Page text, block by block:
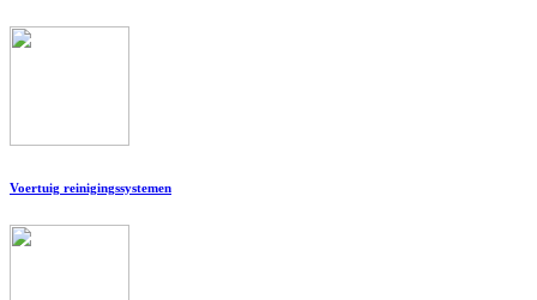
Voertuig reinigingssystemen